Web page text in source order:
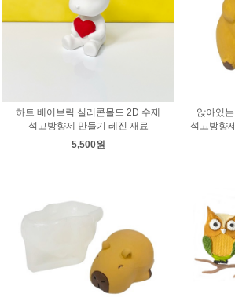
하트 베어브릭 실리콘몰드 2D 수제
석고방향제 만들기 레진 재료
5,500원
앉아있
석고방향